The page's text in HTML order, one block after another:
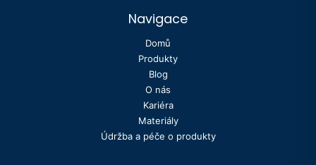
Navigace
Domů
Produkty
Blog
O nás
Kariéra
Materiály
Údržba a péče o produkty